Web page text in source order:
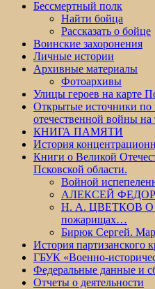
Бессмертный полк
Найти бойца
Рассказать о бойце
Воинские захоронения
Личные истории
Архивные материалы
Фотоархивы
Улицы героев на карте
Открытые источники по
отечественной войны на
КНИГА ПАМЯТИ
История
Книги о Великой
Псковской области.
Войной
АЛЕКСЕЙ
Н. А. ЦВЕТКОВ О
пожарищах…
Бирюк Сергей.
История партизанского
ГБУК «Военно-
Федеральные данные и
Отчеты о деятельности